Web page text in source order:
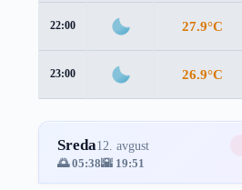
22:00 27.9°C
23:00 26.9°C
Sreda12. avgust
🌅 05:38🌇 19:51